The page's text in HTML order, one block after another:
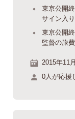
東京公開
サイン入り
東京公開
監督の旅
2015年11
0人が応援